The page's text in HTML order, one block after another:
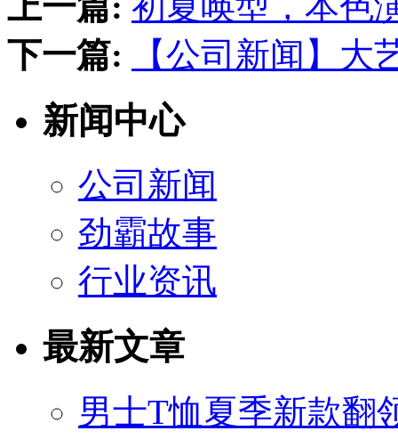
下一篇:
【公司新闻】
新闻中心
公司新闻
劲霸故事
行业资讯
最新文章
男士T恤夏季新款翻